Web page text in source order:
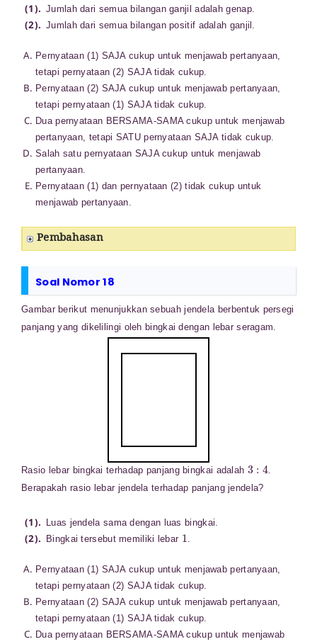
Jumlah dari semua bilangan ganjil adalah genap.
Jumlah dari semua bilangan positif adalah ganjil.
Pernyataan (1) SAJA cukup untuk menjawab pertanyaan,
tetapi pernyataan (2) SAJA tidak cukup.
Pernyataan (2) SAJA cukup untuk menjawab pertanyaan,
tetapi pernyataan (1) SAJA tidak cukup.
Dua pernyataan BERSAMA-SAMA cukup untuk menjawab
pertanyaan, tetapi SATU pernyataan SAJA tidak cukup.
Salah satu pernyataan SAJA cukup untuk menjawab
pertanyaan.
Pernyataan (1) dan pernyataan (2) tidak cukup untuk
menjawab pertanyaan.
Pembahasan
Soal Nomor 18
Gambar berikut menunjukkan sebuah jendela berbentuk persegi
panjang yang dikelilingi oleh bingkai dengan lebar seragam.
Rasio lebar bingkai terhadap panjang bingkai adalah
3
.
Berapakah rasio lebar jendela terhadap panjang jendela?
Luas jendela sama dengan luas bingkai.
Bingkai tersebut memiliki lebar
1
Pernyataan (1) SAJA cukup untuk menjawab pertanyaan,
tetapi pernyataan (2) SAJA tidak cukup.
Pernyataan (2) SAJA cukup untuk menjawab pertanyaan,
tetapi pernyataan (1) SAJA tidak cukup.
Dua pernyataan BERSAMA-SAMA cukup untuk menjawab